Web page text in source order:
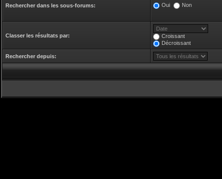
Rechercher dans les sous-forums: Oui Non
Classer les résultats par:
Croissant
Décroissant
Rechercher depuis: